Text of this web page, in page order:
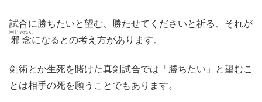
試合に勝ちたいと望む、勝たせてくださいと祈る、それが
邪念
じゃねん
になるとの考え方があります。
剣術とか生死を賭けた真剣試合では「勝ちたい」と望むこ
とは相手の死を願うことでもあります。